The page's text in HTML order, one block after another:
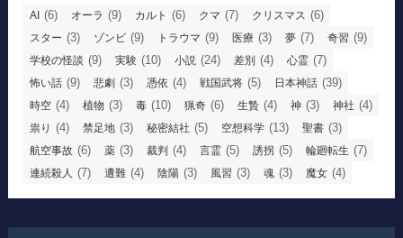
AI (6) オーラ (9) カルト (6) クマ (7) クリスマス (6)
スター (3) ゾンビ (9) トラウマ (9) 医療 (3) 夢 (7) 奇習 (9)
学校の怪談 (9) 実験 (10) 小説 (24) 差別 (4) 心霊 (7)
怖い話 (9) 悲劇 (3) 憑依 (4) 戦国武将 (5) 日本神話 (39)
時空 (4) 植物 (3) 毒 (10) 猟奇 (6) 生贄 (4) 神 (3) 神社 (4)
祟り (4) 禁足地 (3) 秘密結社 (5) 空想科学 (13) 聖書 (3)
航空事故 (6) 薬 (3) 裁判 (4) 言霊 (5) 誘拐 (5) 輪廻転生 (7)
連続殺人 (7) 遭難 (4) 陰陽 (3) 風習 (3) 魂 (3) 魔女 (4)